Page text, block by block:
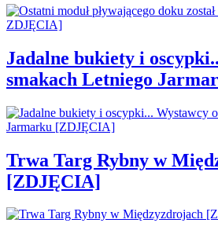
Jadalne bukiety i
smakach Letniego
Trwa Targ Rybny w
[ZDJĘCIA]